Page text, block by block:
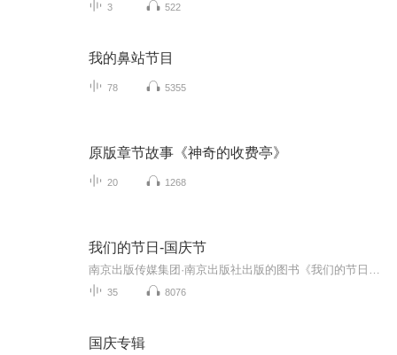
3 522
我的鼻站节目
78 5355
原版章节故事《神奇的收费亭》
20 1268
我们的节日-国庆节
35 8076
国庆专辑